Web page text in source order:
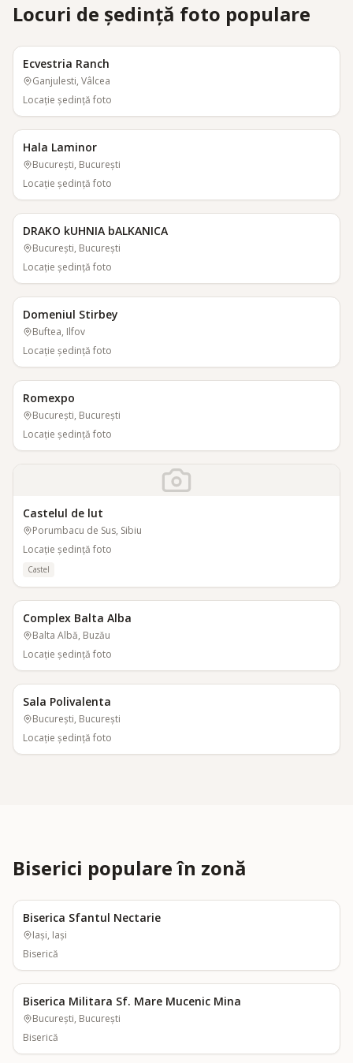
Locuri de ședință foto populare
Ecvestria Ranch
Ganjulesti, Vâlcea
Locaţie şedinţă foto
Hala Laminor
București, București
Locaţie şedinţă foto
DRAKO kUHNIA bALKANICA
București, București
Locaţie şedinţă foto
Domeniul Stirbey
Buftea, Ilfov
Locaţie şedinţă foto
Romexpo
București, București
Locaţie şedinţă foto
Castelul de lut
Porumbacu de Sus, Sibiu
Locaţie şedinţă foto
Castel
Complex Balta Alba
Balta Albă, Buzău
Locaţie şedinţă foto
Sala Polivalenta
București, București
Locaţie şedinţă foto
Biserici populare în zonă
Biserica Sfantul Nectarie
Iași, Iași
Biserică
Biserica Militara Sf. Mare Mucenic Mina
București, București
Biserică